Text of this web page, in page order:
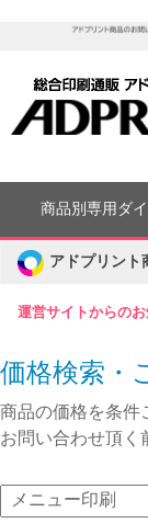
運営サイトからの
商品別専用ダ
アドプリント
価格検索・
商品の価格を条件
お問い合わせ頂く